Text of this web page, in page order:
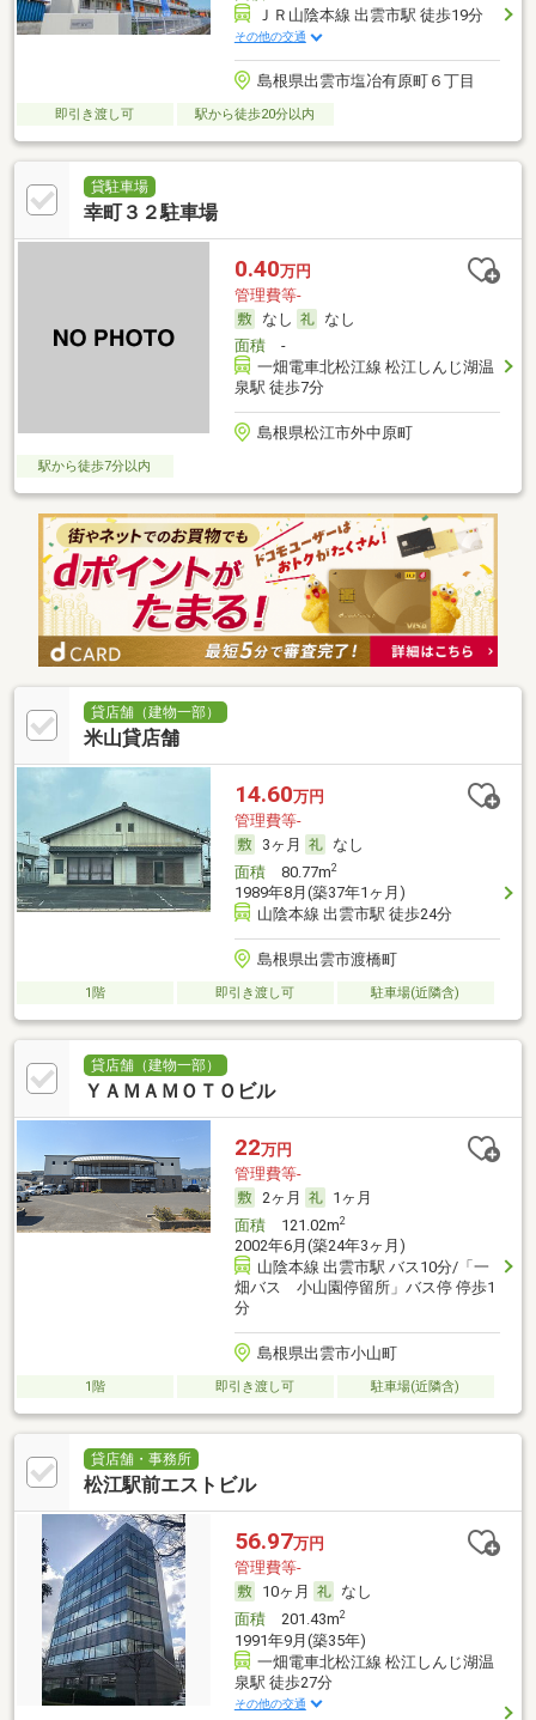
ＪＲ山陰本線 出雲市駅 徒歩19分
その他の交通
島根県出雲市塩冶有原町６丁目
即引き渡し可 駅から徒歩20分以内
貸駐車場
幸町３２駐車場
0.40万円
管理費等-
なし
なし
面積-
一畑電車北松江線 松江しんじ湖温
泉駅 徒歩7分
島根県松江市外中原町
駅から徒歩7分以内
貸店舗（建物一部）
米山貸店舗
14.60万円
管理費等-
3ヶ月
なし
面積80.77m2
1989年8月(築37年1ヶ月)
山陰本線 出雲市駅 徒歩24分
島根県出雲市渡橋町
1階 即引き渡し可 駐車場(近隣含)
貸店舗（建物一部）
ＹＡＭＡＭＯＴＯビル
22万円
管理費等-
2ヶ月
1ヶ月
面積121.02m2
2002年6月(築24年3ヶ月)
山陰本線 出雲市駅 バス10分/「一
畑バス 小山園停留所」バス停 停歩1
分
島根県出雲市小山町
1階 即引き渡し可 駐車場(近隣含)
貸店舗・事務所
松江駅前エストビル
56.97万円
管理費等-
10ヶ月
なし
面積201.43m2
1991年9月(築35年)
一畑電車北松江線 松江しんじ湖温
泉駅 徒歩27分
その他の交通